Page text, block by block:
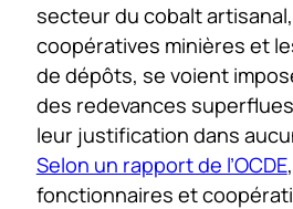
secteur du cobalt
coopératives minières et
de dépôts, se voient
des redevances
leur justification dans
Selon un rapport de l’OCDE
fonctionnaires et